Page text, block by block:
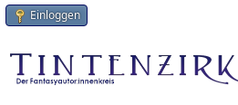
Einloggen